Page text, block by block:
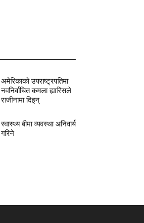
अमेरिकाको उपराष्ट्रपतिमा
नवनिर्वाचित कमला ह्यारिसले
राजीनामा दिइन्
स्वास्थ्य बीमा व्यवस्था अनिवार्य
गरिने